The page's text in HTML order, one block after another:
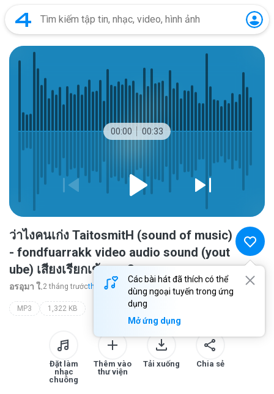
00:00 00:33
Các bài hát đã thích có thể
dùng ngoại tuyến trong ứng
dụng
Mở ứng dụng
ว่าไงคนเก่ง TaitosmitH (sound of music)
- fondfuarrakk video audio sound (yout
ube) เสียงเรียกเข้า.mp3
อรอุมา ใ.2 tháng trướcthêm...
MP3 1,322 KB
Đặt làm
nhạc
chuông
Thêm vào
thư viện
Tải xuống Chia sẻ